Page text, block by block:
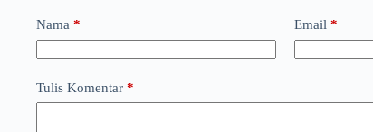
Nama * Email *
Tulis Komentar *